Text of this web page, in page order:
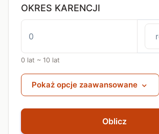
OKRES KARENCJI
0 lat ~ 10 lat
Pokaż opcje zaawansowane
Oblicz